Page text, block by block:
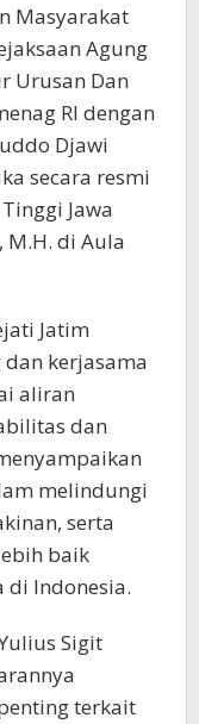
Masyarakat
Agung
Urusan Dan
RI dengan
Djawi
secara resmi
Jawa
M.H. di Aula
Jatim
kerjasama
aliran
dan
melindungi
serta
baik
di Indonesia.
Sigit
terkait